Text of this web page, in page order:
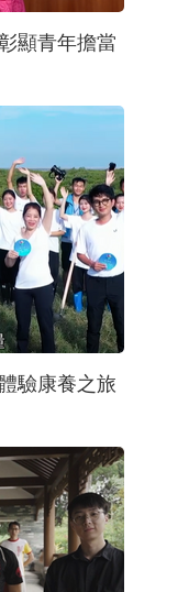
顯青年擔當
驗康養之旅